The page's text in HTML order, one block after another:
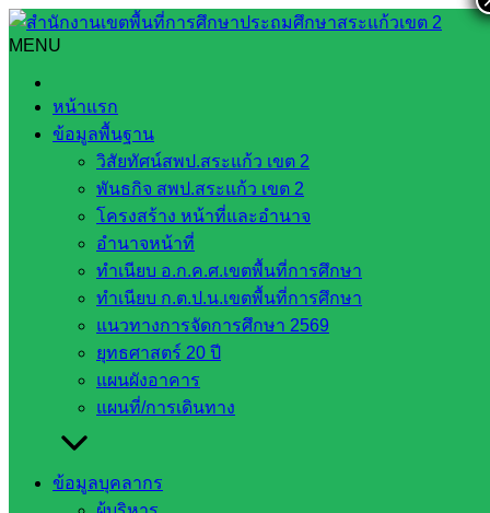
Skip
to
content
MENU
หน้าแรก
ข้อมูลพื้นฐาน
วิสัยทัศน์สพป.สระแก้ว เขต 2
พันธกิจ สพป.สระแก้ว เขต 2
โครงสร้าง หน้าที่และอำนาจ
อำนาจหน้าที่
ทำเนียบ อ.ก.ค.ศ.เขตพื้นที่การศึกษา
ทำเนียบ ก.ต.ป.น.เขตพื้นที่การศึกษา
แนวทางการจัดการศึกษา 2569
ยุทธศาสตร์ 20 ปี
แผนผังอาคาร
แผนที่/การเดินทาง
ข้อมูลบุคลากร
Search
ตรวจสอบระบบทะเบียนประวัติเกี่ยวกับสวัสดิการ การรักษา
พยาบาลปี2565
ตรวจสอบระบบทะเบียนประวัติเกี่ยวกับ
สวัสดิการ การรักษาพยาบาลปี2565
สิงหาคม 10, 2022สิงหาคม 10, 2022
นภษร สิงห์หัดชัย
หน่วยตรวจสอบภายใน
วันที่ 10 สิงหาคม 2565 หน่วยตรวจสอบภายใน สำนักงานเขตพื้น
ที่่การศึกษาประถมศึกษาสระแก้ว เขต 2 ดำเนินการตรวจสอบ
ระบบทะเบียนประวัติเกี่ยวกับสวัสดิการการรักษาพยาบาล
ปีงบประมาณ 2565 ของกลุ่มบริหารงานบุคคล งานทะเบียน
บุคลากรทางการศึกษา ลูกจ้างประจำ และผู้รับบำนาญ ในสังกัด